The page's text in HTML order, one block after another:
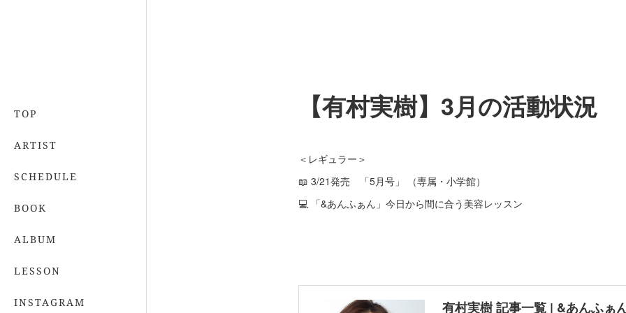
TOP
ARTIST
SCHEDULE
BOOK
ALBUM
LESSON
INSTAGRAM
【有村実樹】3月の活動状況
＜レギュラー＞
📖 3/21発売 「5月号」 （専属・小学館）
💻 「&あんふぁん」今日から間に合う美容レッスン
有村実樹 記事一覧 | &あんふぁ